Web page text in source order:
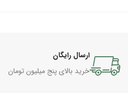
ارسال رایگان
خرید بالای پنج میلیون تومان